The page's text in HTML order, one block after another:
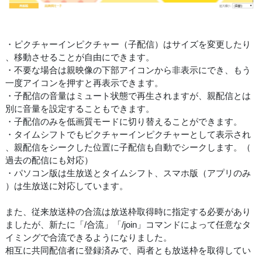
・ピクチャーインピクチャー（子配信）はサイズを変更したり
、移動させることが自由にできます。
・不要な場合は親映像の下部アイコンから非表示にでき、もう
一度アイコンを押すと再表示できます。
・子配信の音量はミュート状態で再生されますが、親配信とは
別に音量を設定することもできます。
・子配信のみを低画質モードに切り替えることができます。
・タイムシフトでもピクチャーインピクチャーとして表示され
、親配信をシークした位置に子配信も自動でシークします。（
過去の配信にも対応）
・パソコン版は生放送とタイムシフト、スマホ版（アプリのみ
）は生放送に対応しています。
また、従来放送枠の合流は放送枠取得時に指定する必要があり
ましたが、新たに「/合流」「/join」コマンドによって任意なタ
イミングで合流できるようになりました。
相互に共同配信者に登録済みで、両者とも放送枠を取得してい